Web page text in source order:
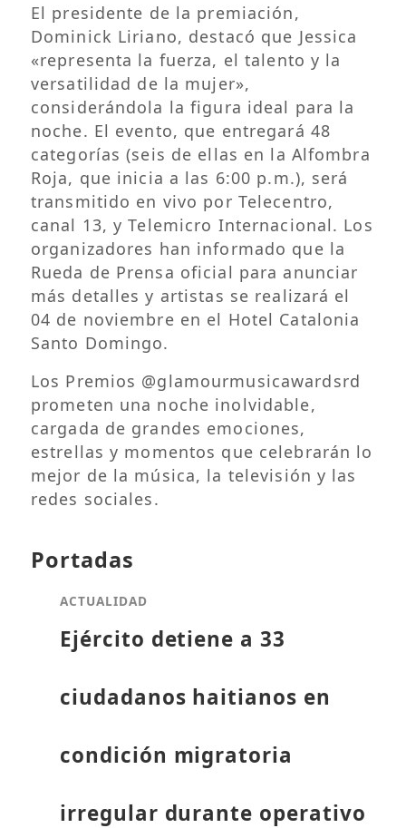
El presidente de la premiación,
Dominick Liriano, destacó que Jessica
«representa la fuerza, el talento y la
versatilidad de la mujer»,
considerándola la figura ideal para la
noche. El evento, que entregará 48
categorías (seis de ellas en la Alfombra
Roja, que inicia a las 6:00 p.m.), será
transmitido en vivo por Telecentro,
canal 13, y Telemicro Internacional. Los
organizadores han informado que la
Rueda de Prensa oficial para anunciar
más detalles y artistas se realizará el
04 de noviembre en el Hotel Catalonia
Santo Domingo.
Los Premios @glamourmusicawardsrd
prometen una noche inolvidable,
cargada de grandes emociones,
estrellas y momentos que celebrarán lo
mejor de la música, la televisión y las
redes sociales.
Portadas
ACTUALIDAD
Ejército detiene a 33
ciudadanos haitianos en
condición migratoria
irregular durante operativo